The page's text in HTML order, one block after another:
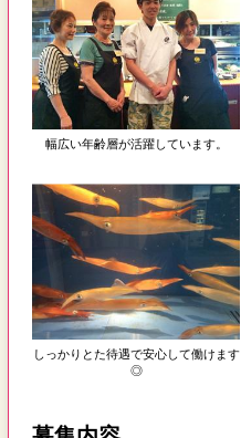
幅広い年齢層が活躍しています。
しっかりとた待遇で安心して働けます
◎